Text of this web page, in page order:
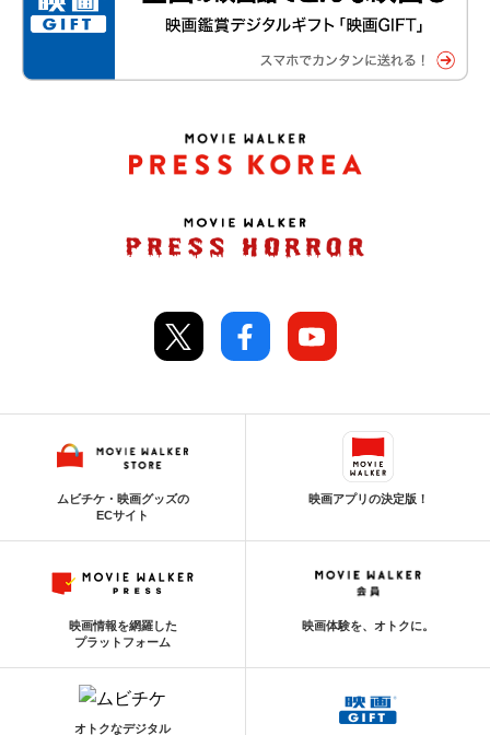
ムビチケ・映画グッズの
ECサイト
映画アプリの決定版！
映画情報を網羅した
プラットフォーム
映画体験を、オトクに。
オトクなデジタル